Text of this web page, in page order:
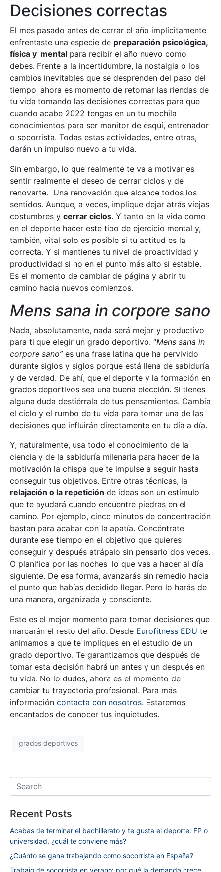
Decisiones correctas
El mes pasado antes de cerrar el año implícitamente
enfrentaste una especie de preparación psicológica,
física y mental para recibir el año nuevo como
debes. Frente a la incertidumbre, la nostalgia o los
cambios inevitables que se desprenden del paso del
tiempo, ahora es momento de retomar las riendas de
tu vida tomando las decisiones correctas para que
cuando acabe 2022 tengas en un tu mochila
conocimientos para ser monitor de esquí, entrenador
o socorrista. Todas estas actividades, entre otras,
darán un impulso nuevo a tu vida.
Sin embargo, lo que realmente te va a motivar es
sentir realmente el deseo de cerrar ciclos y de
renovarte. Una renovación que alcance todos los
sentidos. Aunque, a veces, implique dejar atrás viejas
costumbres y cerrar ciclos. Y tanto en la vida como
en el deporte hacer este tipo de ejercicio mental y,
también, vital solo es posible si tu actitud es la
correcta. Y si mantienes tu nivel de proactividad y
productividad si no en el punto más alto si estable.
Es el momento de cambiar de página y abrir tu
camino hacia nuevos comienzos.
Mens sana in corpore sano
Nada, absolutamente, nada será mejor y productivo
para ti que elegir un grado deportivo. “Mens sana in
corpore sano”es una frase latina que ha pervivido
durante siglos y siglos porque está llena de sabiduría
y de verdad. De ahí, que el deporte y la formación en
grados deportivos sea una buena elección. Si tienes
alguna duda destiérrala de tus pensamientos. Cambia
el ciclo y el rumbo de tu vida para tomar una de las
decisiones que influirán directamente en tu día a día.
Y, naturalmente, usa todo el conocimiento de la
ciencia y de la sabiduría milenaria para hacer de la
motivación la chispa que te impulse a seguir hasta
conseguir tus objetivos. Entre otras técnicas, la
relajación o la repetición de ideas son un estímulo
que te ayudará cuando encuentre piedras en el
camino. Por ejemplo, cinco minutos de concentración
bastan para acabar con la apatía. Concéntrate
durante ese tiempo en el objetivo que quieres
conseguir y después atrápalo sin pensarlo dos veces.
O planifica por las noches lo que vas a hacer al día
siguiente. De esa forma, avanzarás sin remedio hacia
el punto que habías decidido llegar. Pero lo harás de
una manera, organizada y consciente.
Este es el mejor momento para tomar decisiones que
marcarán el resto del año. Desde Eurofitness EDU te
animamos a que te impliques en el estudio de un
grado deportivo. Te garantizamos que después de
tomar esta decisión habrá un antes y un después en
tu vida. No lo dudes, ahora es el momento de
cambiar tu trayectoria profesional. Para más
información contacta con nosotros. Estaremos
encantados de conocer tus inquietudes.
grados deportivos
Recent Posts
Acabas de terminar el bachillerato y te gusta el deporte: FP o
universidad, ¿cuál te conviene más?
¿Cuánto se gana trabajando como socorrista en España?
Trabajo de socorrista en verano: por qué la demanda crece